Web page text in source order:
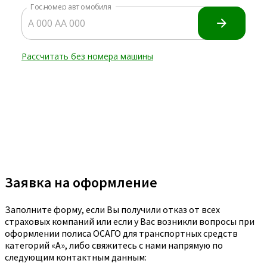
Заявка на оформление
Заполните форму, если Вы получили отказ от всех
страховых компаний или если у Вас возникли вопросы при
оформлении полиса ОСАГО для транспортных средств
категорий «A», либо свяжитесь с нами напрямую по
следующим контактным данным: